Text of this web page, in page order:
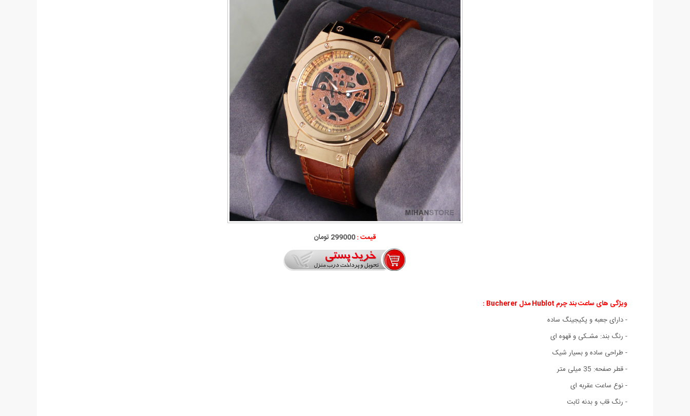
قیمت :299000 تومان
ویژگی های ساعت بند چرم Hublot مدل Bucherer :
- دارای جعبه و پکیجینگ ساده
- رنگ بند: مشـکی و قهوه ای
- طراحی ساده و بسیار شیک
- قطر صفحه: 35 میلی متر
- نوع ساعت عقربه ای
- رنگ قاب و بدنه ثابت